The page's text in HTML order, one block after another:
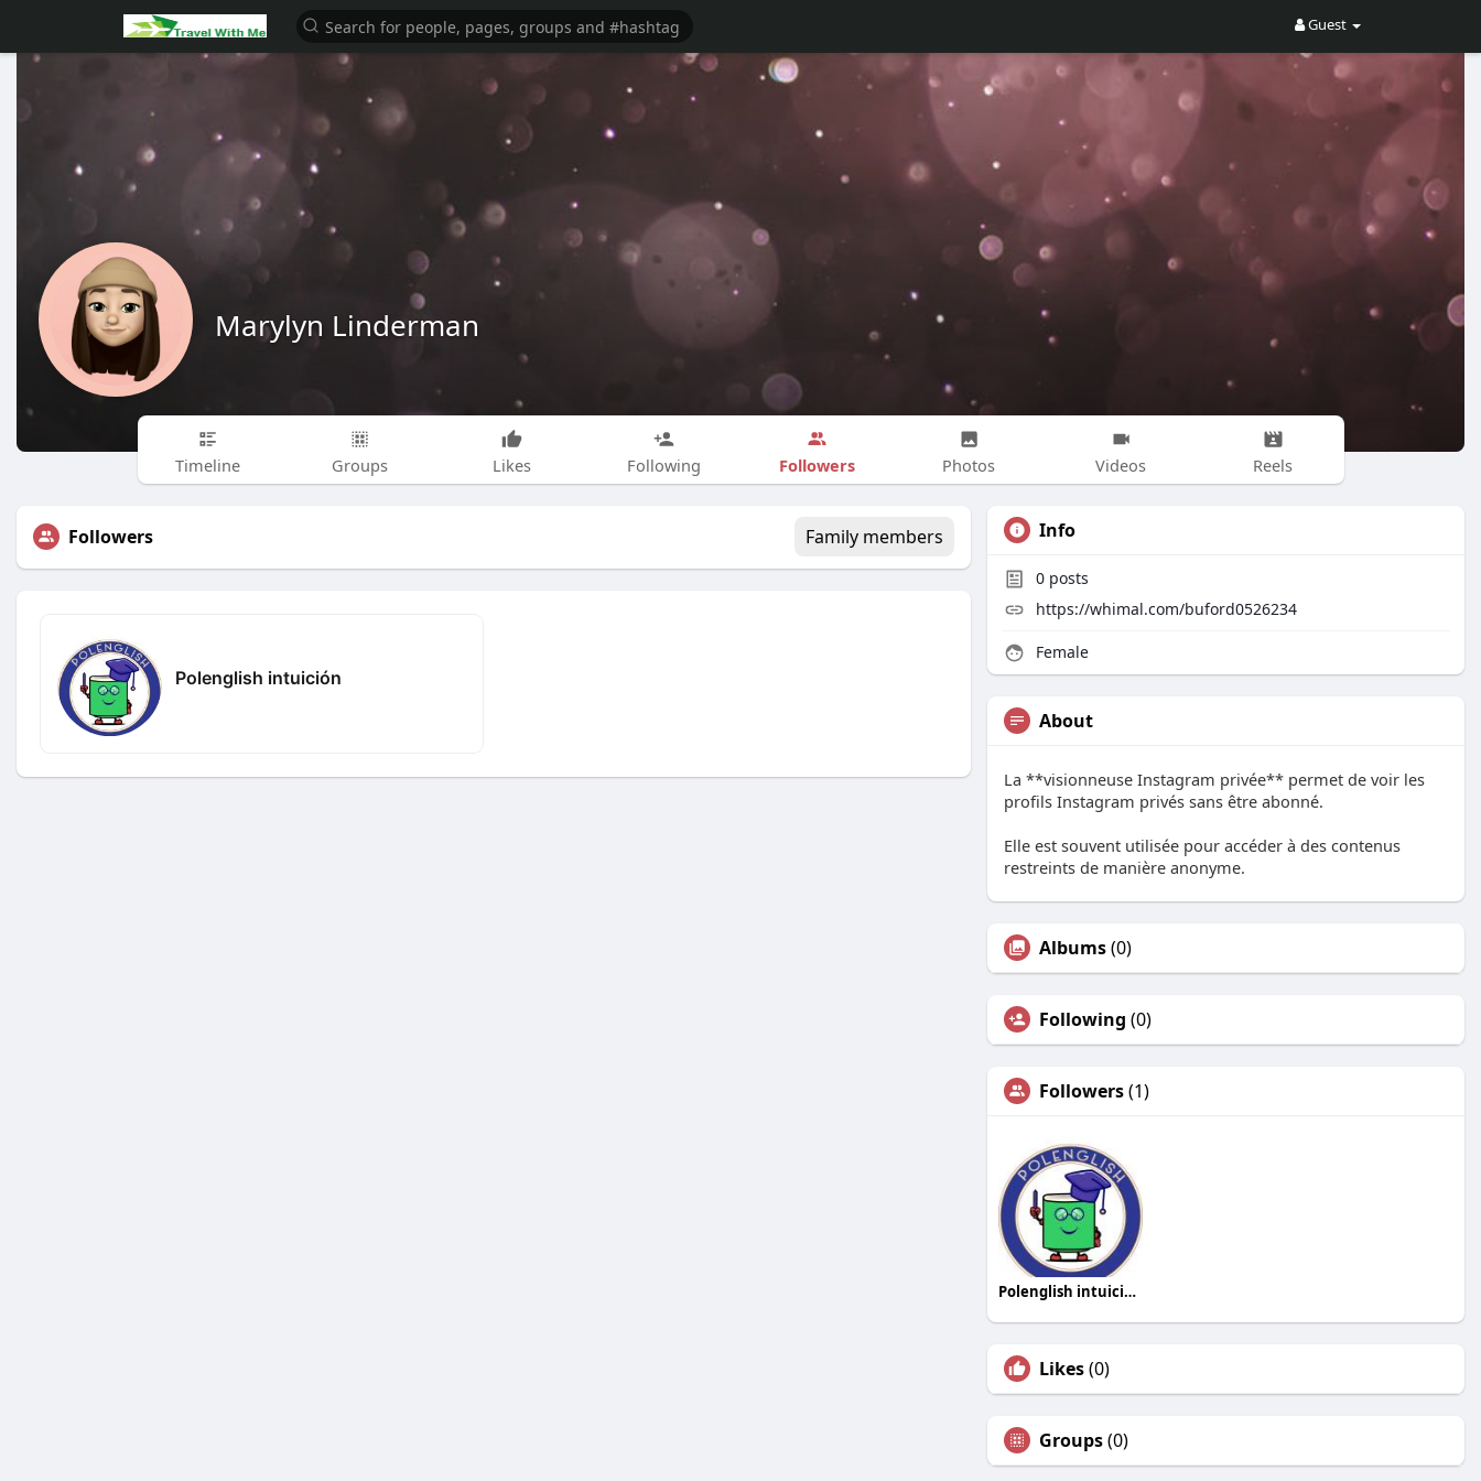
Guest
Marylyn Linderman
Timeline Groups Likes Following Followers Photos Videos Reels
Followers Family members
Polenglish intuición
Info
0 posts
https://whimal.com/buford0526234
Female
About
La **visionneuse Instagram privée** permet de voir les
profils Instagram privés sans être abonné.
Elle est souvent utilisée pour accéder à des contenus
restreints de manière anonyme.
Albums(0)
Following (0)
Followers(1)
Polenglish intuición
Likes(0)
Groups(0)